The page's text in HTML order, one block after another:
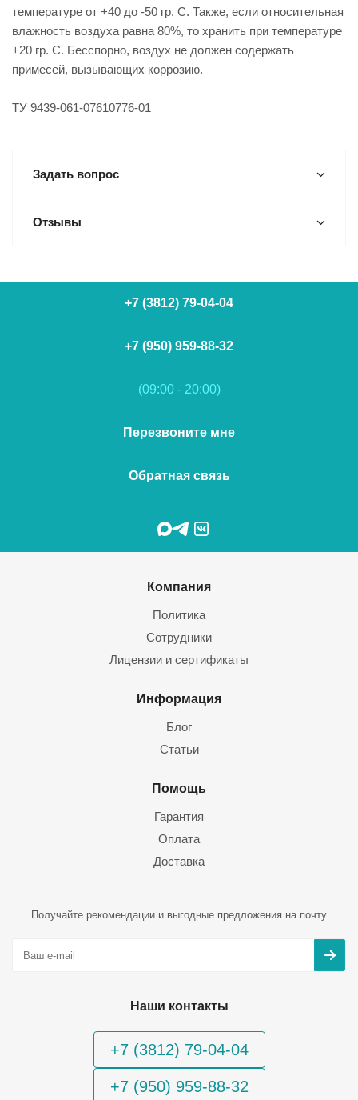
температуре от +40 до -50 гр. С. Также, если относительная
влажность воздуха равна 80%, то хранить при температуре
+20 гр. С. Бесспорно, воздух не должен содержать
примесей, вызывающих коррозию.
ТУ 9439-061-07610776-01
Задать вопрос
Отзывы
+7 (3812) 79-04-04
+7 (950) 959-88-32
(09:00 - 20:00)
Перезвоните мне
Обратная связь
Компания
Политика
Сотрудники
Лицензии и сертификаты
Информация
Блог
Статьи
Помощь
Гарантия
Оплата
Доставка
Получайте рекомендации и выгодные предложения на почту
Наши контакты
+7 (3812) 79-04-04
+7 (950) 959-88-32